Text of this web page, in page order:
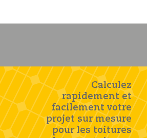
Calculez
rapidement et
facilement votre
projet sur mesure
pour les toitures